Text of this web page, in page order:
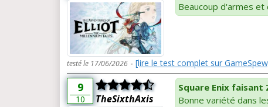
Beaucoup d'armes
testé le 17/06/2026 - [lire le test complet sur
9
10 TheSixthAxis
Square Enix
Bonne variété dans